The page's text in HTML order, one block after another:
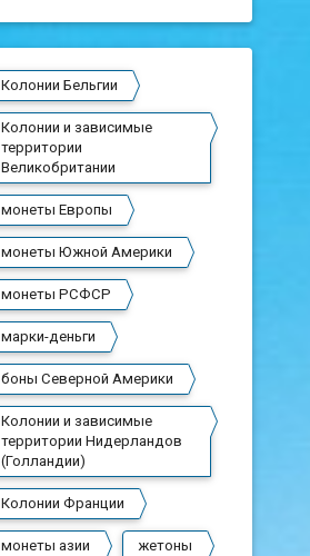
Колонии Бельгии
Колонии и зависимые
территории
Великобритании
монеты Европы
монеты Южной Америки
монеты РСФСР
марки-деньги
боны Северной Америки
Колонии и зависимые
территории Нидерландов
(Голландии)
Колонии Франции
монеты азии жетоны